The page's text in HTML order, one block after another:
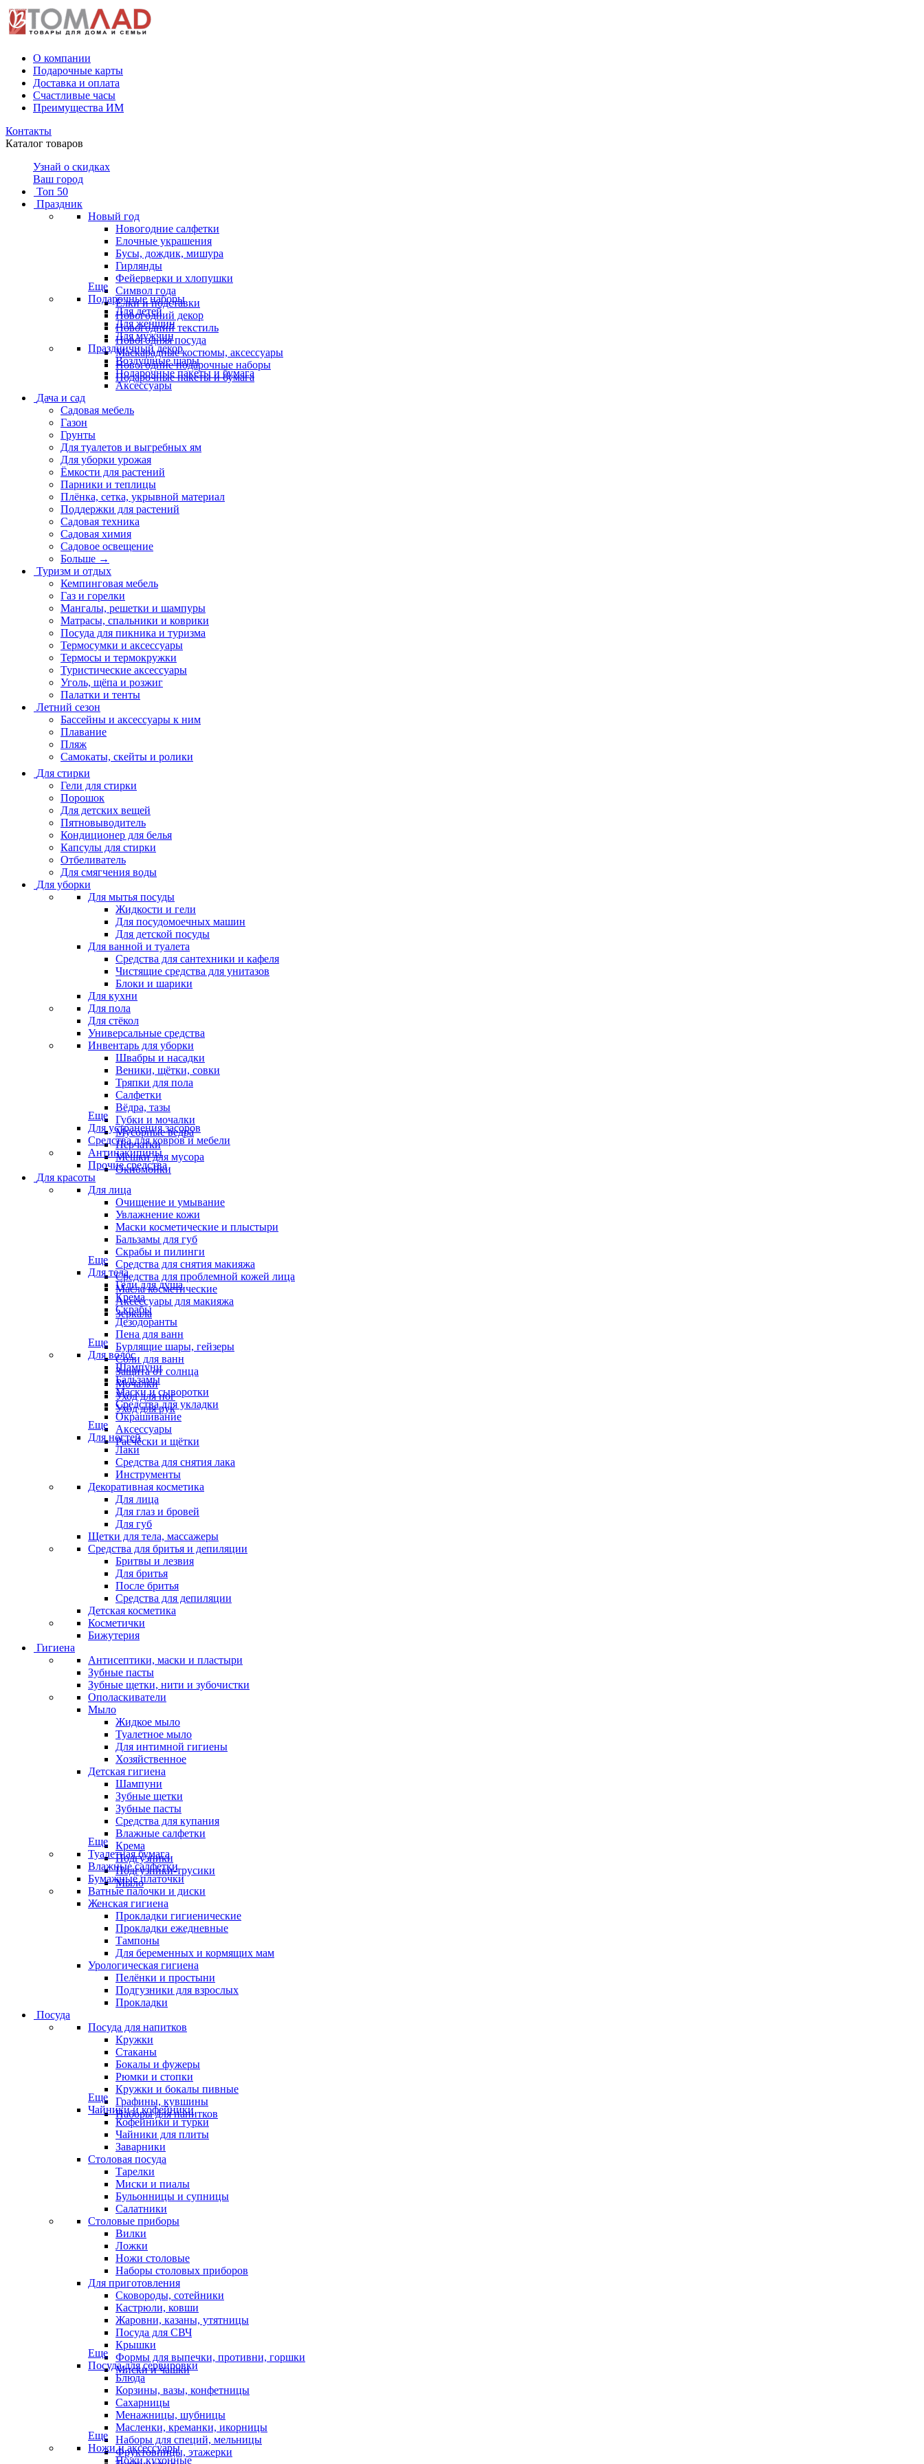
О компании
Подарочные карты
Доставка и оплата
Счастливые часы
Преимущества ИМ
Контакты
Каталог товаров
Узнай о скидках
Ваш город
Топ 50
Праздник
Новый год
Новогодние салфетки
Елочные украшения
Бусы, дождик, мишура
Гирлянды
Фейерверки и хлопушки
Символ года
Ёлки и подставки
Новогодний декор
Новогодний текстиль
Новогодняя посуда
Маскарадные костюмы, аксессуары
Новогодние подарочные наборы
Подарочные пакеты и бумага
Еще
Подарочные наборы
Для детей
Для женщин
Для мужчин
Праздничный декор
Воздушные шары
Подарочные пакеты и бумага
Аксессуары
Дача и сад
Садовая мебель
Газон
Грунты
Для туалетов и выгребных ям
Для уборки урожая
Ёмкости для растений
Парники и теплицы
Плёнка, сетка, укрывной материал
Поддержки для растений
Садовая техника
Садовая химия
Садовое освещение
Больше →
Туризм и отдых
Кемпинговая мебель
Газ и горелки
Мангалы, решетки и шампуры
Матрасы, cпальники и коврики
Посуда для пикника и туризма
Термосумки и аксессуары
Термосы и термокружки
Туристические аксессуары
Уголь, щёпа и розжиг
Палатки и тенты
Летний сезон
Бассейны и аксессуары к ним
Плавание
Пляж
Самокаты, скейты и ролики
Для стирки
Гели для стирки
Порошок
Для детских вещей
Пятновыводитель
Кондиционер для белья
Капсулы для стирки
Отбеливатель
Для смягчения воды
Для уборки
Для мытья посуды
Жидкости и гели
Для посудомоечных машин
Для детской посуды
Для ванной и туалета
Средства для сантехники и кафеля
Чистящие средства для унитазов
Блоки и шарики
Для кухни
Для пола
Для стёкол
Универсальные средства
Инвентарь для уборки
Швабры и насадки
Веники, щётки, совки
Тряпки для пола
Салфетки
Вёдра, тазы
Губки и мочалки
Мусорные ведра
Перчатки
Мешки для мусора
Окномойки
Еще
Для устранения засоров
Средства для ковров и мебели
Антинакипины
Прочие средства
Для красоты
Для лица
Очищение и умывание
Увлажнение кожи
Маски косметические и плыстыри
Бальзамы для губ
Скрабы и пилинги
Средства для снятия макияжа
Средства для проблемной кожей лица
Масла косметические
Аксессуары для макияжа
Зеркала
Еще
Для тела
Гели для душа
Крема
Скрабы
Дезодоранты
Пена для ванн
Бурлящие шары, гейзеры
Соли для ванн
Защита от солнца
Мочалки
Уход для ног
Уход для рук
Еще
Для волос
Шампуни
Бальзамы
Маски и сыворотки
Средства для укладки
Окрашивание
Аксессуары
Расчёски и щётки
Еще
Для ногтей
Лаки
Средства для снятия лака
Инструменты
Декоративная косметика
Для лица
Для глаз и бровей
Для губ
Щетки для тела, массажеры
Средства для бритья и депиляции
Бритвы и лезвия
Для бритья
После бритья
Средства для депиляции
Детская косметика
Косметички
Бижутерия
Гигиена
Антисептики, маски и пластыри
Зубные пасты
Зубные щетки, нити и зубочистки
Ополаскиватели
Мыло
Жидкое мыло
Туалетное мыло
Для интимной гигиены
Хозяйственное
Детская гигиена
Шампуни
Зубные щетки
Зубные пасты
Средства для купания
Влажные салфетки
Крема
Подгузники
Подгузники-трусики
Мыло
Еще
Туалетная бумага
Влажные салфетки
Бумажные платочки
Ватные палочки и диски
Женская гигиена
Прокладки гигиенические
Прокладки ежедневные
Тампоны
Для беременных и кормящих мам
Урологическая гигиена
Пелёнки и простыни
Подгузники для взрослых
Прокладки
Посуда
Посуда для напитков
Кружки
Стаканы
Бокалы и фужеры
Рюмки и стопки
Кружки и бокалы пивные
Графины, кувшины
Наборы для напитков
Еще
Чайники и кофейники
Кофейники и турки
Чайники для плиты
Заварники
Столовая посуда
Тарелки
Миски и пиалы
Бульонницы и супницы
Салатники
Столовые приборы
Вилки
Ложки
Ножи столовые
Наборы столовых приборов
Для приготовления
Сковороды, сотейники
Кастрюли, ковши
Жаровни, казаны, утятницы
Посуда для СВЧ
Крышки
Формы для выпечки, противни, горшки
Миски и чашки
Еще
Посуда для сервировки
Блюда
Корзины, вазы, конфетницы
Сахарницы
Менажницы, шубницы
Масленки, креманки, икорницы
Наборы для специй, мельницы
Фруктовницы, этажерки
Еще
Ножи и аксессуары
Ножи кухонные